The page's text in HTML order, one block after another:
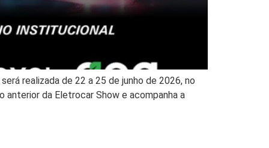
realizada de 22 a 25 de junho de 2026, no
anterior da Eletrocar Show e acompanha a